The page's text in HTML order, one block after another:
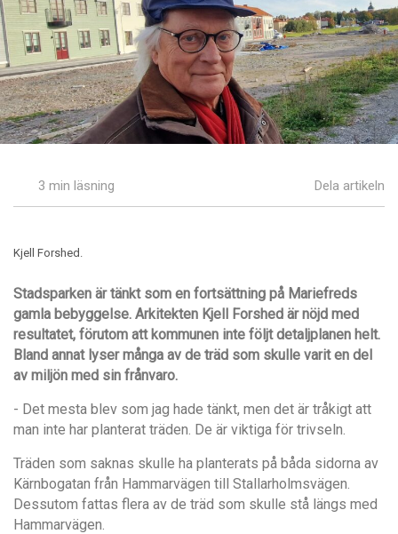
3 min läsning Dela artikeln
Kjell Forshed.
Stadsparken är tänkt som en fortsättning på Mariefreds
gamla bebyggelse. Arkitekten Kjell Forshed är nöjd med
resultatet, förutom att kommunen inte följt detaljplanen helt.
Bland annat lyser många av de träd som skulle varit en del
av miljön med sin frånvaro.
- Det mesta blev som jag hade tänkt, men det är tråkigt att
man inte har planterat träden. De är viktiga för trivseln.
Träden som saknas skulle ha planterats på båda sidorna av
Kärnbogatan från Hammarvägen till Stallarholmsvägen.
Dessutom fattas flera av de träd som skulle stå längs med
Hammarvägen.